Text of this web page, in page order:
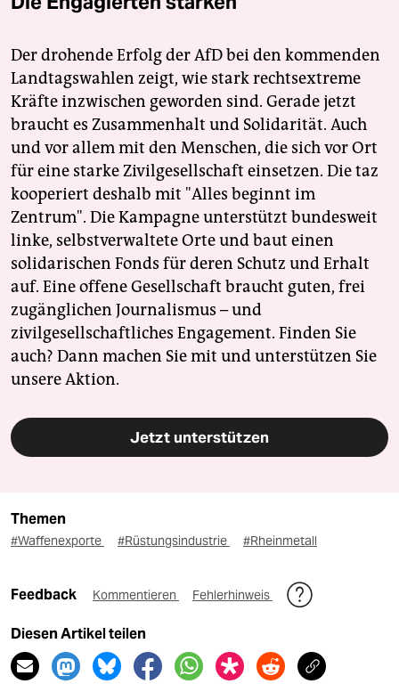
Der drohende Erfolg der AfD bei den kommenden
Landtagswahlen zeigt, wie stark rechtsextreme
Kräfte inzwischen geworden sind. Gerade jetzt
braucht es Zusammenhalt und Solidarität. Auch
und vor allem mit den Menschen, die sich vor Ort
für eine starke Zivilgesellschaft einsetzen. Die taz
kooperiert deshalb mit "Alles beginnt im
Zentrum". Die Kampagne unterstützt bundesweit
linke, selbstverwaltete Orte und baut einen
solidarischen Fonds für deren Schutz und Erhalt
auf. Eine offene Gesellschaft braucht guten, frei
zugänglichen Journalismus – und
zivilgesellschaftliches Engagement. Finden Sie
auch? Dann machen Sie mit und unterstützen Sie
unsere Aktion.
Jetzt unterstützen
Themen
#Waffenexporte #Rüstungsindustrie #Rheinmetall
Feedback Kommentieren Fehlerhinweis
Diesen Artikel teilen